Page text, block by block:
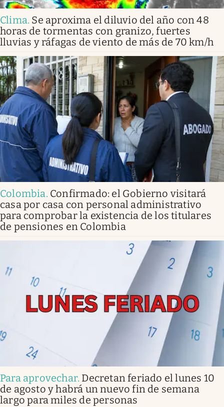
Clima. Se aproxima el diluvio del año con 48
horas de tormentas con granizo, fuertes
lluvias y ráfagas de viento de más de 70 km/h
Colombia. Confirmado: el Gobierno visitará
casa por casa con personal administrativo
para comprobar la existencia de los titulares
de pensiones en Colombia
Para aprovechar. Decretan feriado el lunes 10
de agosto y habrá un nuevo fin de semana
largo para miles de personas